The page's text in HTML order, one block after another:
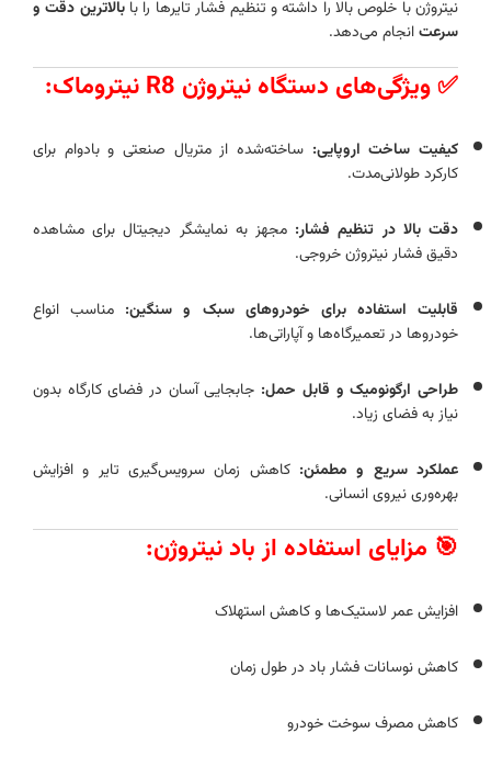
نیتروژن با خلوص بالا را داشته و تنظیم فشار تایرها را بابالاترین دقت و
سرعتانجام می‌دهد.
✅ ویژگی‌های دستگاه نیتروژن R8 نیتروماک:
کیفیت ساخت اروپایی: ساخته‌شده از متریال صنعتی و بادوام برای
کارکرد طولانی‌مدت.
دقت بالا در تنظیم فشار: مجهز به نمایشگر دیجیتال برای مشاهده
دقیق فشار نیتروژن خروجی.
قابلیت استفاده برای خودروهای سبک و سنگین: مناسب انواع
خودروها در تعمیرگاه‌ها و آپاراتی‌ها.
طراحی ارگونومیک و قابل حمل: جابجایی آسان در فضای کارگاه بدون
نیاز به فضای زیاد.
عملکرد سریع و مطمئن: کاهش زمان سرویس‌گیری تایر و افزایش
بهره‌وری نیروی انسانی.
🎯 مزایای استفاده از باد نیتروژن:
افزایش عمر لاستیک‌ها و کاهش استهلاک
کاهش نوسانات فشار باد در طول زمان
کاهش مصرف سوخت خودرو